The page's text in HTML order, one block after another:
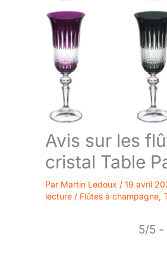
Avis sur les
cristal Table
Par Martin Ledoux / 19 avril
lecture / Flûtes à champagne,
5/5 -